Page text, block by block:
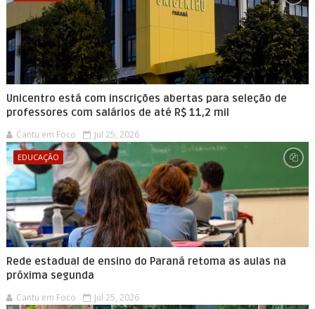
Unicentro está com inscrições abertas para seleção de
professores com salários de até R$ 11,2 mil
Cantu em Foco Jul 25, 2026
EDUCAÇÃO
Rede estadual de ensino do Paraná retoma as aulas na
próxima segunda
Cantu em Foco Jul 25, 2026